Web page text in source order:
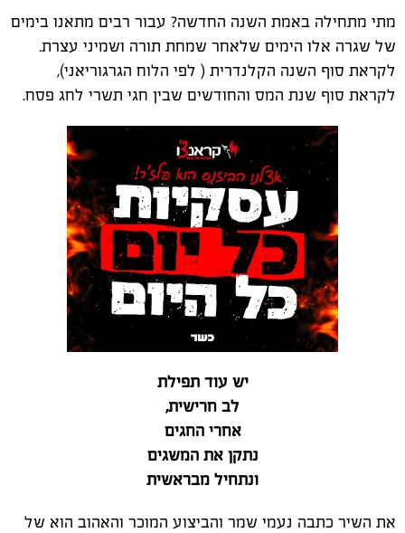
מתי מתחילה באמת השנה החדשה? עבור רבים מתאנו בימים
של שגרה אלו הימים שלאחר שמחת תורה ושמיני עצרת.
לקראת סוף השנה הקלנדרית ( לפי הלוח הגרגוריאני),
לקראת סוף שנת המס והחודשים שבין חגי תשרי לחג פסח.
יש עוד תפילת
לב חרישית,
אחרי החגים
נתקן את המשגים
ונתחיל מבראשית
את השיר כתבה נעמי שמר והביצוע המוכר והאהוב הוא של